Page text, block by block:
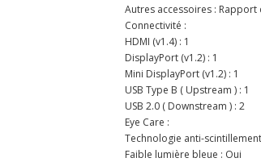
Autres accessoires :
Connectivité :
HDMI (v1.4) : 1
DisplayPort (v1.2) : 1
Mini DisplayPort (v1.2) : 1
USB Type B ( Upstream ) : 1
USB 2.0 ( Downstream ) : 2
Eye Care :
Technologie anti-
Faible lumière bleue : Oui